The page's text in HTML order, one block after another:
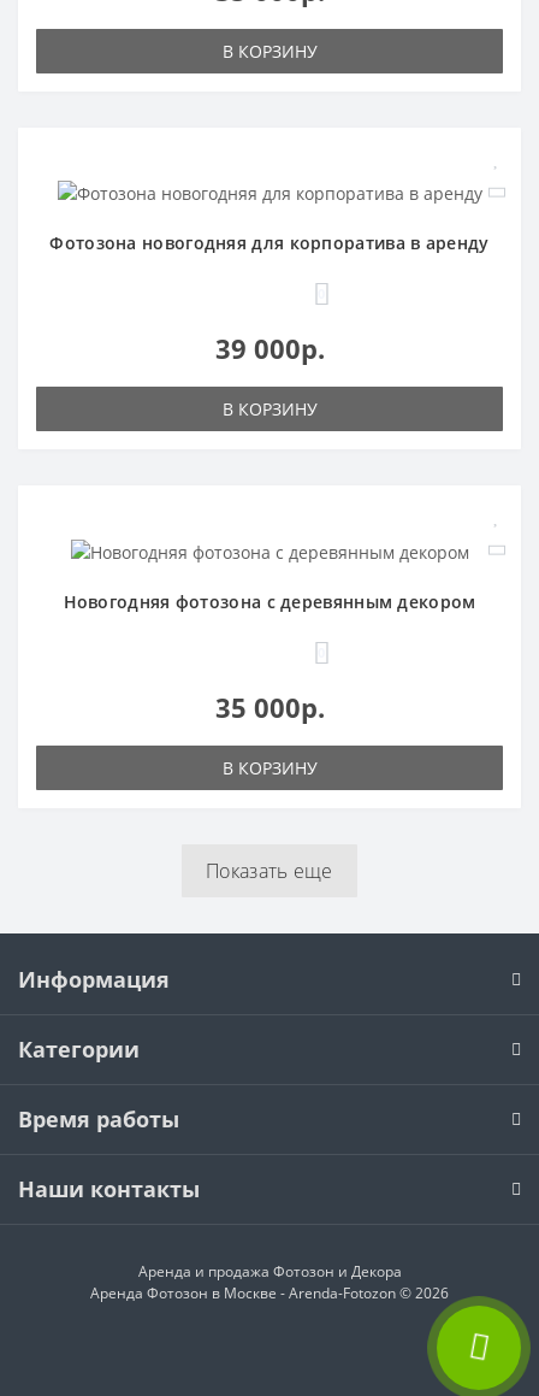
В КОРЗИНУ
Фотозона новогодняя для корпоратива в аренду
39 000р.
В КОРЗИНУ
Новогодняя фотозона с деревянным декором
35 000р.
В КОРЗИНУ
Показать еще
Информация
Категории
Время работы
Наши контакты
Аренда и продажа Фотозон и Декора
Аренда Фотозон в Москве - Arenda-Fotozon © 2026